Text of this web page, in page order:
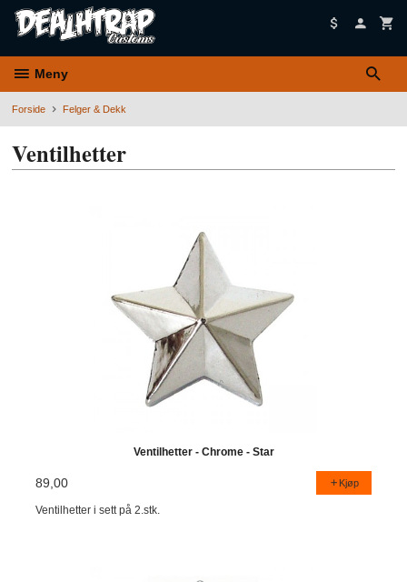
Meny
Forside Felger & Dekk
Ventilhetter
Ventilhetter - Chrome - Star
89,00 Kjøp
Ventilhetter i sett på 2.stk.